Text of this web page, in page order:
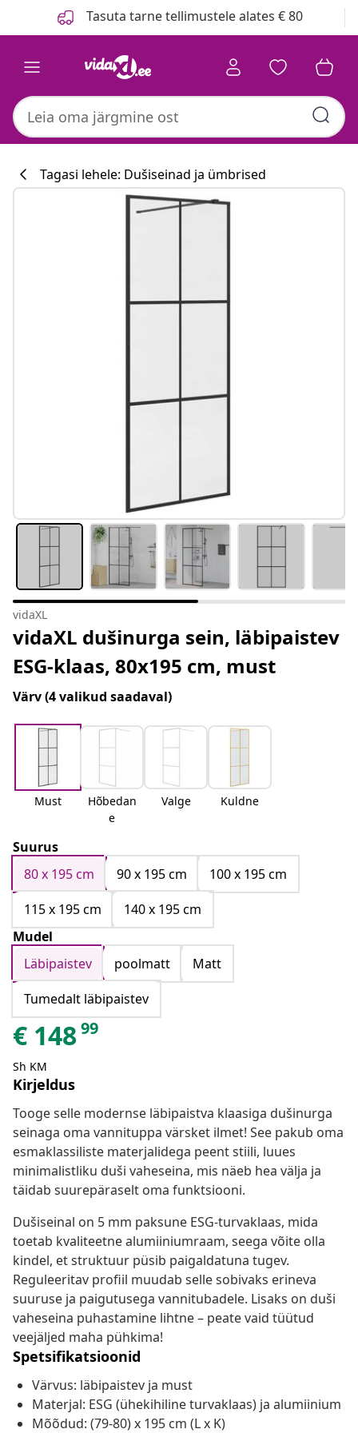
Tasuta tarne tellimustele alates € 80
#sharemevidaxl
Tagasi lehele: Dušiseinad ja ümbrised
vidaXL
vidaXL dušinurga sein, läbipaistev
ESG-klaas, 80x195 cm, must
Värv(4 valikud saadaval)
Must
Hõbedan
e
Valge Kuldne
Suurus
80 x 195 cm
90 x 195 cm
100 x 195 cm
115 x 195 cm
140 x 195 cm
Mudel
Läbipaistev
poolmatt
Matt
Tumedalt läbipaistev
€ 14899
Sh KM
Kirjeldus
Tooge selle modernse läbipaistva klaasiga dušinurga
seinaga oma vannituppa värsket ilmet! See pakub oma
esmaklassiliste materjalidega peent stiili, luues
minimalistliku duši vaheseina, mis näeb hea välja ja
täidab suurepäraselt oma funktsiooni.
Dušiseinal on 5 mm paksune ESG-turvaklaas, mida
toetab kvaliteetne alumiiniumraam, seega võite olla
kindel, et struktuur püsib paigaldatuna tugev.
Reguleeritav profiil muudab selle sobivaks erineva
suuruse ja paigutusega vannitubadele. Lisaks on duši
vaheseina puhastamine lihtne – peate vaid tüütud
veejäljed maha pühkima!
Spetsifikatsioonid
Värvus: läbipaistev ja must
Materjal: ESG (ühekihiline turvaklaas) ja alumiinium
Mõõdud: (79-80) x 195 cm (L x K)